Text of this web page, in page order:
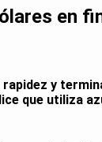
en
y
que utiliza